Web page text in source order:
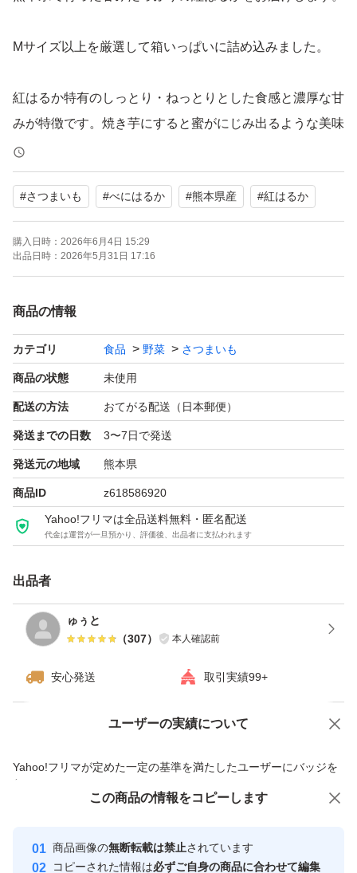
Mサイズ以上を厳選して箱いっぱいに詰め込みました。
紅はるか特有のしっとり・ねっとりとした食感と濃厚な甘
みが特徴です。焼き芋にすると蜜がにじみ出るような美味
しさをお楽しみいただけます。
ご家庭用はもちろん、焼き芋店やイベント用にもおすすめ
です。
【内容量】
熊本県産 紅はるか 約10kg
【保存方法】
直射日光を避け、風通しの良い冷暗所で保管してくださ
い。
【ご注意】
・自然の農産物のため、形や大きさに多少のばらつきがあ
ります。
は問題ありません。
・輸送中に軽微な傷が発生する場合がありますのでご了承
ください。
熊本の大地で育った紅はるかをぜひご賞味ください。
#さつまいも #べにはるか #熊本県産 #紅はるか
購入日時： 2026年6月4日 15:29
出品日時： 2026年5月31日 17:16
商品の情報
カテゴリ 食品 野菜 さつまいも
商品の状態 未使用
配送の方法 おてがる配送（日本郵便）
発送までの日数 3〜7日で発送
発送元の地域 熊本県
商品ID z618586920
Yahoo!フリマは全品送料無料・匿名配送
代金は運営が一旦預かり、評価後、出品者に支払われます
出品者
ゅぅと
（307） 本人確認前
安心発送 取引実績99+
ユーザーの実績について
Yahoo!フリマが定めた一定の基準を満たしたユーザーにバッジを
付与しています
安心取引出品者
心・安全なユーザーです
価格の相談 商品への質問
この商品の情報をコピーします
商品画像の無断転載は禁止されています
コピーされた情報は必ずご自身の商品に合わせて編集
この商品をみている人にオススメ